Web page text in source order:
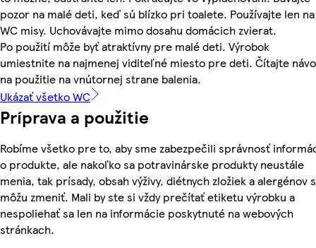
pozor na malé deti, keď sú blízko pri toalete. Používajte len na
WC misy. Uchovávajte mimo dosahu domácich zvierat.
Po použití môže byť atraktívny pre malé deti. Výrobok
umiestnite na najmenej viditeľné miesto pre deti. Čítajte
na použitie na vnútornej strane balenia.
Ukázať všetko WC
Príprava a použitie
Robíme všetko pre to, aby sme zabezpečili správnosť
o produkte, ale nakoľko sa potravinárske produkty neustále
menia, tak prísady, obsah výživy, diétnych zložiek a alergénov
môžu zmeniť. Mali by ste si vždy prečítať etiketu výrobku a
nespoliehať sa len na informácie poskytnuté na webových
stránkach.